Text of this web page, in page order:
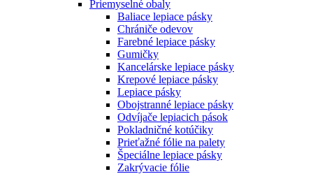
Priemyselné obaly
Baliace lepiace pásky
Chrániče odevov
Farebné lepiace pásky
Gumičky
Kancelárske lepiace pásky
Krepové lepiace pásky
Lepiace pásky
Obojstranné lepiace pásky
Odvíjače lepiacich pások
Pokladničné kotúčiky
Prieťažné fólie na palety
Špeciálne lepiace pásky
Zakrývacie fólie